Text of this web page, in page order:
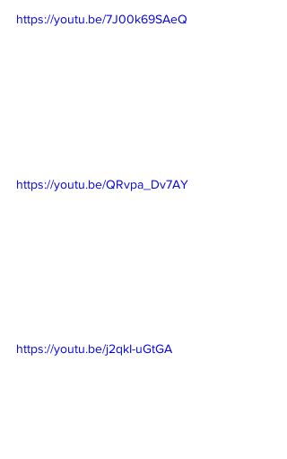
https://youtu.be/7J00k69SAeQ
https://youtu.be/QRvpa_Dv7AY
https://youtu.be/j2qkI-uGtGA